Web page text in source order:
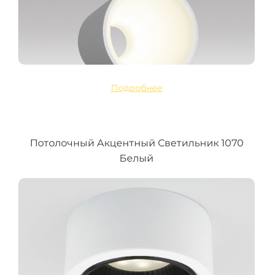
Подробнее
Потолочный Акцентный Светильник 1070
Белый